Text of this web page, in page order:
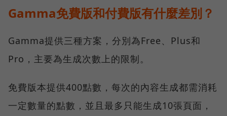
Gamma免費版和付費版有什麼差別？
Gamma提供三種方案，分別為Free、Plus和
Pro，主要為生成次數上的限制。
免費版本提供400點數，每次的內容生成都需消耗
一定數量的點數，並且最多只能生成10張頁面，